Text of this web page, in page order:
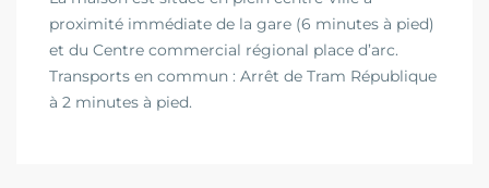
proximité immédiate de la gare (6 minutes à pied)
et du Centre commercial régional place d’arc.
Transports en commun : Arrêt de Tram République
à 2 minutes à pied.